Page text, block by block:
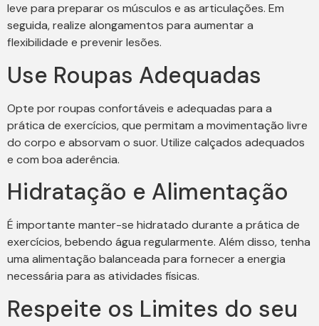
leve para preparar os músculos e as articulações. Em
seguida, realize alongamentos para aumentar a
flexibilidade e prevenir lesões.
Use Roupas Adequadas
Opte por roupas confortáveis e adequadas para a
prática de exercícios, que permitam a movimentação livre
do corpo e absorvam o suor. Utilize calçados adequados
e com boa aderência.
Hidratação e Alimentação
É importante manter-se hidratado durante a prática de
exercícios, bebendo água regularmente. Além disso, tenha
uma alimentação balanceada para fornecer a energia
necessária para as atividades físicas.
Respeite os Limites do seu